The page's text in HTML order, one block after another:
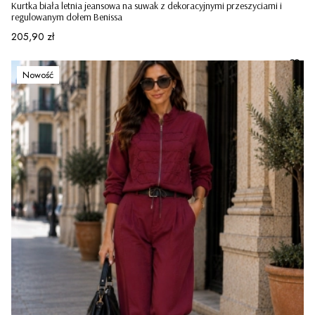
Kurtka biała letnia jeansowa na suwak z dekoracyjnymi przeszyciami i
regulowanym dołem Benissa
Cena
205,90 zł
Nowość